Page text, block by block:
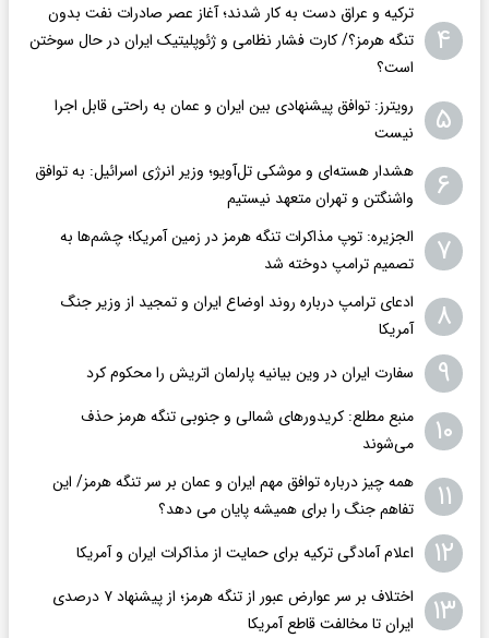
۴
ترکیه و عراق دست به کار شدند؛ آغاز عصر صادرات نفت بدون
تنگه هرمز؟/ کارت فشار نظامی و ژئوپلیتیک ایران در حال سوختن
است؟
۵
رویترز: توافق پیشنهادی بین ایران و عمان به راحتی قابل اجرا
نیست
۶
هشدار هسته‌ای و موشکی تل‌آویو؛ وزیر انرژی اسرائیل: به توافق
واشنگتن و تهران متعهد نیستیم
۷
الجزیره: توپ مذاکرات تنگه هرمز در زمین آمریکا؛ چشم‌ها به
تصمیم ترامپ دوخته شد
۸
ادعای ترامپ درباره روند اوضاع ایران و تمجید از وزیر جنگ
آمریکا
۹ سفارت ایران در وین بیانیه پارلمان اتریش را محکوم کرد
۱۰
منبع مطلع: کریدورهای شمالی و جنوبی تنگه هرمز حذف
می‌شوند
۱۱
همه چیز درباره توافق مهم ایران و عمان بر سر تنگه هرمز/ این
تفاهم جنگ را برای همیشه پایان می دهد؟
۱۲ اعلام آمادگی ترکیه برای حمایت از مذاکرات ایران و آمریکا
۱۳
اختلاف بر سر عوارض عبور از تنگه هرمز؛ از پیشنهاد ۷ درصدی
ایران تا مخالفت قاطع آمریکا